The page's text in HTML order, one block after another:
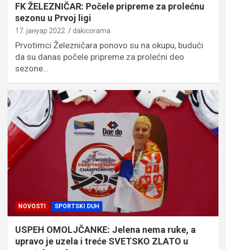
FK ŽELEZNIČAR: Počele pripreme za prolećnu
sezonu u Prvoj ligi
17. јануар 2022. dakicorama
Prvotimci Železničara ponovo su na okupu, budući
da su danas počele pripreme za prolećni deo
sezone…
NOVOSTI SPORTSKI DUH
USPEH OMOLJČANKE: Jelena nema ruke, a
upravo je uzela i treće SVETSKO ZLATO u